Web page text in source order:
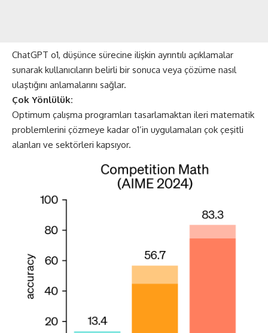
ChatGPT o1, düşünce sürecine ilişkin ayrıntılı açıklamalar
sunarak kullanıcıların belirli bir sonuca veya çözüme nasıl
ulaştığını anlamalarını sağlar.
Çok Yönlülük:
Optimum çalışma programları tasarlamaktan ileri matematik
problemlerini çözmeye kadar o1’in uygulamaları çok çeşitli
alanları ve sektörleri kapsıyor.